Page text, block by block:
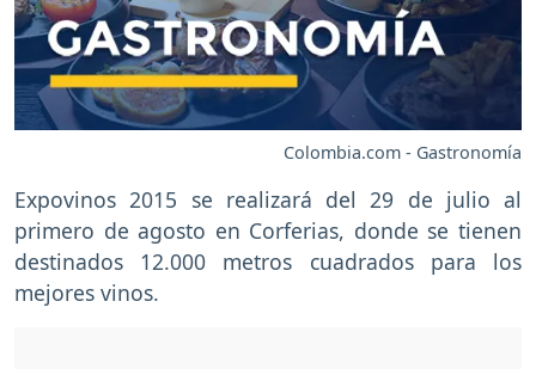
Colombia.com - Gastronomía
Expovinos 2015 se realizará del 29 de julio al
primero de agosto en Corferias, donde se tienen
destinados 12.000 metros cuadrados para los
mejores vinos.